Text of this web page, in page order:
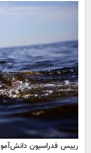
رییس فدراسیون